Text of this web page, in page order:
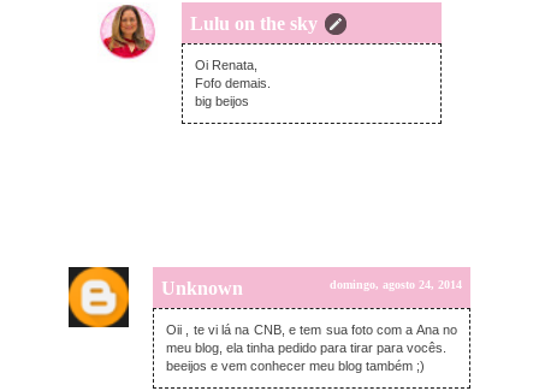
Lulu on the sky
segunda-feira, agosto 25, 2014
Oi Renata,
Fofo demais.
big beijos
Unknown domingo, agosto 24, 2014
Oii , te vi lá na CNB, e tem sua foto com a Ana no
meu blog, ela tinha pedido para tirar para vocês.
beeijos e vem conhecer meu blog também ;)